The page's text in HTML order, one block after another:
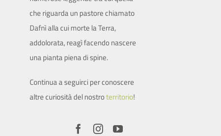
che riguarda un pastore chiamato
Dafnì alla cui morte la Terra,
addolorata, reagì facendo nascere
una pianta piena di spine.
Continua a seguirci per conoscere
altre curiosità del nostroterritorio!